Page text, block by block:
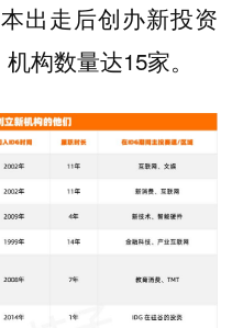
出走后创办新投资
构数量达15家。